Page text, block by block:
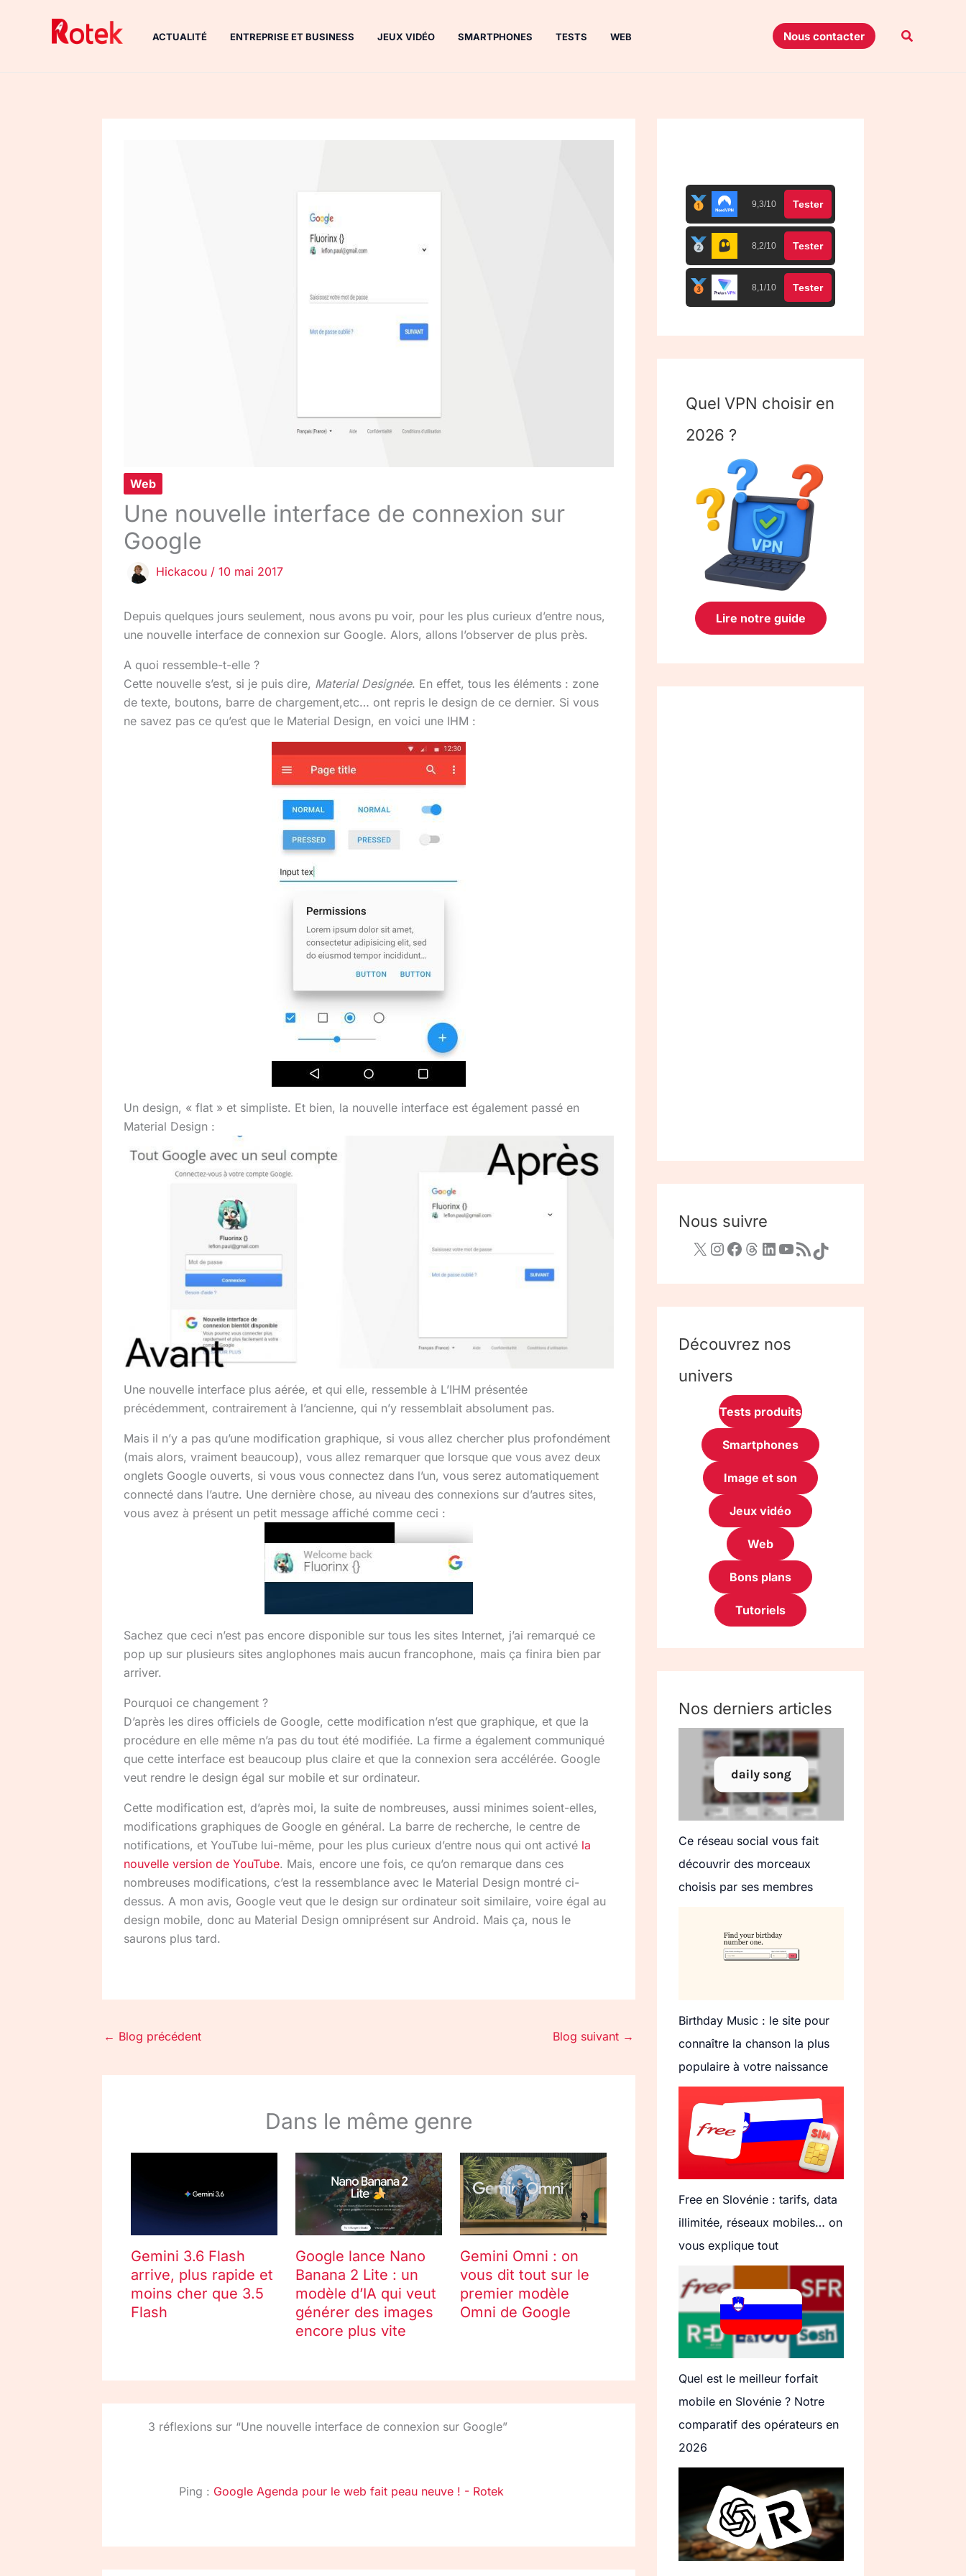
ACTUALITÉ ENTREPRISE ET BUSINESS JEUX VIDÉO SMARTPHONES TESTS WEB Nous contacter
Web
Une nouvelle interface de connexion sur
Google
Hickacou / 10 mai 2017
Depuis quelques jours seulement, nous avons pu voir, pour les plus curieux d’entre nous,
une nouvelle interface de connexion sur Google. Alors, allons l’observer de plus près.
A quoi ressemble-t-elle ?
Cette nouvelle s’est, si je puis dire, Material Designée. En effet, tous les éléments : zone
de texte, boutons, barre de chargement,etc… ont repris le design de ce dernier. Si vous
ne savez pas ce qu’est que le Material Design, en voici une IHM :
Un design, « flat » et simpliste. Et bien, la nouvelle interface est également passé en
Material Design :
Une nouvelle interface plus aérée, et qui elle, ressemble à L’IHM présentée
précédemment, contrairement à l’ancienne, qui n’y ressemblait absolument pas.
Mais il n’y a pas qu’une modification graphique, si vous allez chercher plus profondément
(mais alors, vraiment beaucoup), vous allez remarquer que lorsque que vous avez deux
onglets Google ouverts, si vous vous connectez dans l’un, vous serez automatiquement
connecté dans l’autre. Une dernière chose, au niveau des connexions sur d’autres sites,
vous avez à présent un petit message affiché comme ceci :
Sachez que ceci n’est pas encore disponible sur tous les sites Internet, j’ai remarqué ce
pop up sur plusieurs sites anglophones mais aucun francophone, mais ça finira bien par
arriver.
Pourquoi ce changement ?
D’après les dires officiels de Google, cette modification n’est que graphique, et que la
procédure en elle même n’a pas du tout été modifiée. La firme a également communiqué
que cette interface est beaucoup plus claire et que la connexion sera accélérée. Google
veut rendre le design égal sur mobile et sur ordinateur.
Cette modification est, d’après moi, la suite de nombreuses, aussi minimes soient-elles,
modifications graphiques de Google en général. La barre de recherche, le centre de
notifications, et YouTube lui-même, pour les plus curieux d’entre nous qui ont activé la
nouvelle version de YouTube. Mais, encore une fois, ce qu’on remarque dans ces
nombreuses modifications, c’est la ressemblance avec le Material Design montré ci-
dessus. A mon avis, Google veut que le design sur ordinateur soit similaire, voire égal au
design mobile, donc au Material Design omniprésent sur Android. Mais ça, nous le
saurons plus tard.
← Blog précédent Blog suivant →
Dans le même genre
Gemini 3.6 Flash
arrive, plus rapide et
moins cher que 3.5
Flash
Google lance Nano
Banana 2 Lite : un
modèle d’IA qui veut
générer des images
encore plus vite
Gemini Omni : on
vous dit tout sur le
premier modèle
Omni de Google
3 réflexions sur “Une nouvelle interface de connexion sur Google”
Ping : Google Agenda pour le web fait peau neuve ! - Rotek
9,3/10 Tester
8,2/10 Tester
8,1/10 Tester
Quel VPN choisir en
2026 ?
Lire notre guide
Nous suivre
Découvrez nos
univers
Tests produits
Smartphones
Image et son
Jeux vidéo
Web
Bons plans
Tutoriels
Nos derniers articles
Ce réseau social vous fait
découvrir des morceaux
choisis par ses membres
Birthday Music : le site pour
connaître la chanson la plus
populaire à votre naissance
Free en Slovénie : tarifs, data
illimitée, réseaux mobiles… on
vous explique tout
Quel est le meilleur forfait
mobile en Slovénie ? Notre
comparatif des opérateurs en
2026